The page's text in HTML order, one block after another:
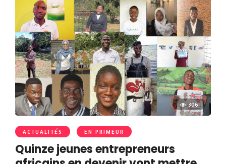
306
ACTUALITÉS EN PRIMEUR
Quinze jeunes entrepreneurs